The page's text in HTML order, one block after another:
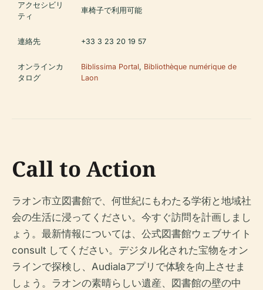
アクセシビリ
ティ
車椅子で利用可能
連絡先 +33 3 23 20 19 57
オンラインカ
タログ
Biblissima Portal, Bibliothèque numérique de
Laon
Call to Action
ラオン市立図書館で、何世紀にもわたる学術と地域社
会の生活に浸ってください。今すぐ訪問を計画しまし
ょう。最新情報については、公式図書館ウェブサイト
consult してください。デジタル化された宝物をオン
ラインで探検し、Audialaアプリで体験を向上させま
しょう。ラオンの素晴らしい遺産、図書館の壁の中